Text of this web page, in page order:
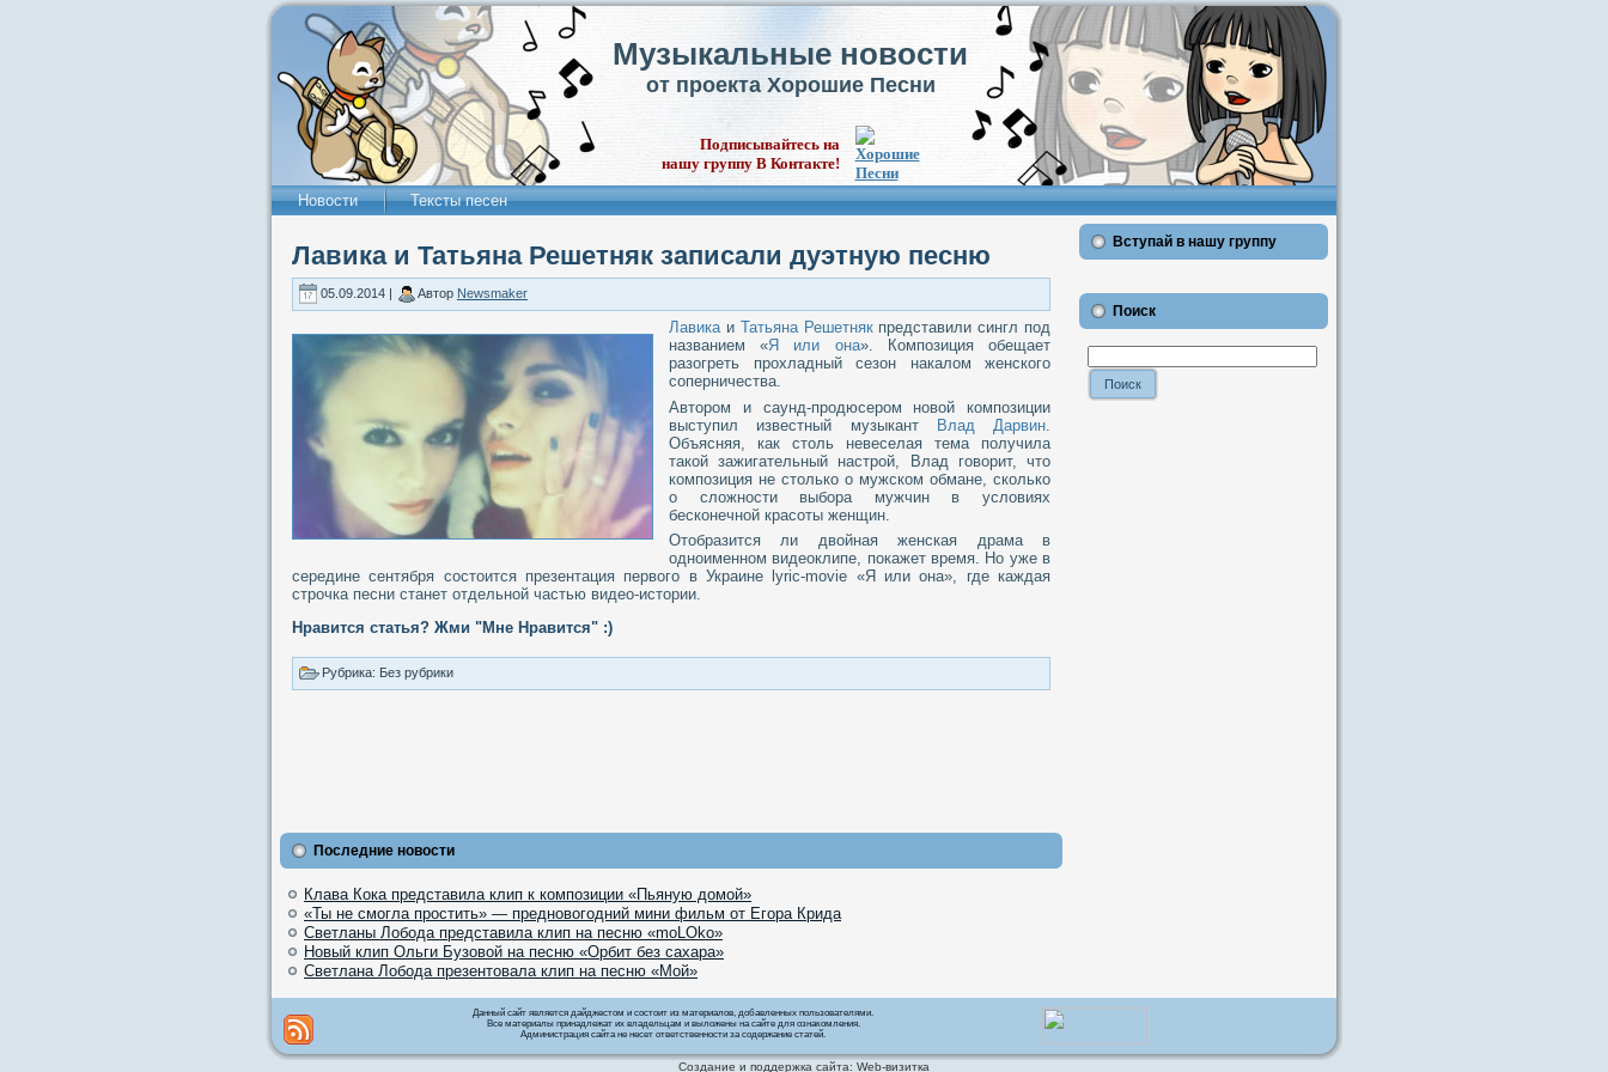
Музыкальные новости
от проекта Хорошие Песни
Подписывайтесь на
нашу группу В Контакте!
Новости Тексты песен
Лавика и Татьяна Решетняк записали дуэтную песню
05.09.2014 | Автор Newsmaker
Лавикаи Татьяна Решетнякпредставили сингл под
названием «Я или она». Композиция обещает
разогреть прохладный сезон накалом женского
соперничества. ​
Автором и саунд-продюсером новой композиции
выступил известный музыкант
Влад Дарвин
Объясняя, как столь невеселая тема получила
такой зажигательный настрой, Влад говорит, что
композиция не столько о мужском обмане, сколько
о сложности выбора мужчин в условиях
бесконечной красоты женщин. ​
Отобразится ли двойная женская драма в
одноименном видеоклипе, покажет время. Но уже в
середине сентября состоится презентация первого в Украине lyric-movie «Я или она», где каждая
строчка песни станет отдельной частью видео-истории.
Нравится статья? Жми "Мне Нравится" :)
Рубрика: Без рубрики
Последние новости
Клава Кока представила клип к композиции «Пьяную домой»
«Ты не смогла простить» — предновогодний мини фильм от Егора Крида
Светланы Лобода представила клип на песню «moLOko»
Новый клип Ольги Бузовой на песню «Орбит без сахара»
Светлана Лобода презентовала клип на песню «Мой»
Вступай в нашу группу
Поиск
Данный сайт является дайджестом и состоит из материалов, добавленных пользователями.
Все материалы принадлежат их владельцам и выложены на сайте для ознакомления.
Администрация сайта не несет ответственности за содержание статей.
Создание и поддержка сайта: Web-визитка